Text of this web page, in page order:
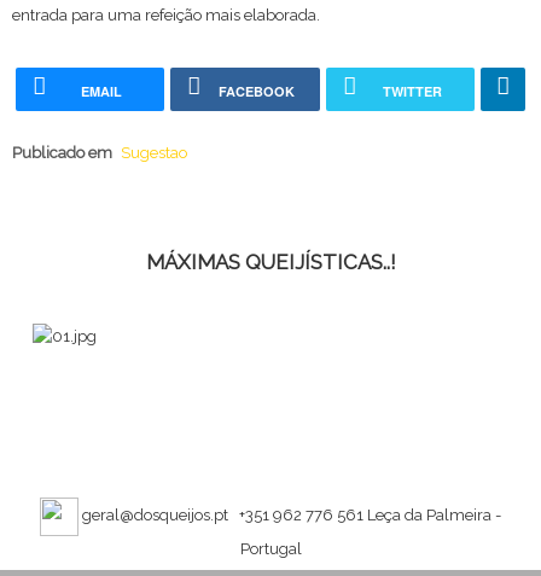
entrada para uma refeição mais elaborada.
EMAIL FACEBOOK TWITTER
Publicado em Sugestao
MÁXIMAS QUEIJÍSTICAS..!
geral@dosqueijos.pt +351 962 776 561 Leça da Palmeira -
Portugal